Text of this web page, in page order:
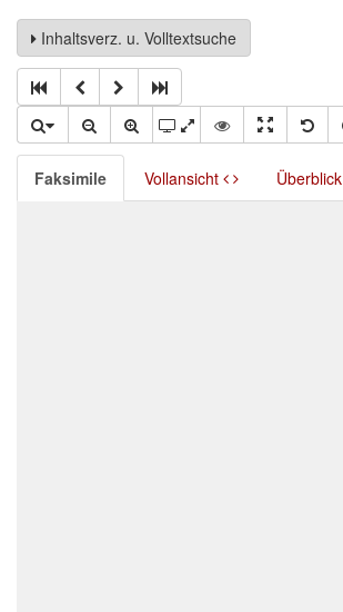
Inhaltsverz. u. Volltextsuche
Faksimile Vollansicht Überblick